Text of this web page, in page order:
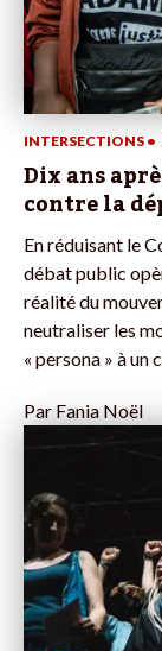
INTERSECTIONS •
Dix ans
contre la
En réduisant le
débat public
réalité du
neutraliser les
« persona » à un
Par Fania Noël